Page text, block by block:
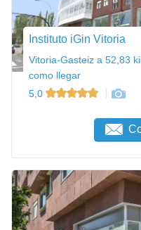
Instituto iGin Vitoria
Vitoria-Gasteiz a 52,83
como llegar
5,0